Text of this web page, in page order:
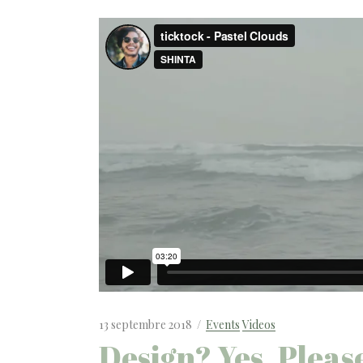
13 septembre 2018 Events Videos